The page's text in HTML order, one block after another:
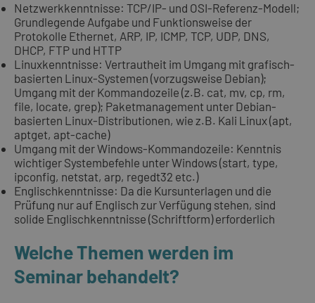
Netzwerkkenntnisse: TCP/IP- und OSI-Referenz-Modell;
Grundlegende Aufgabe und Funktionsweise der
Protokolle Ethernet, ARP, IP, ICMP, TCP, UDP, DNS,
DHCP, FTP und HTTP
Linuxkenntnisse: Vertrautheit im Umgang mit graﬁsch-
basierten Linux-Systemen (vorzugsweise Debian);
Umgang mit der Kommandozeile (z.B. cat, mv, cp, rm,
ﬁle, locate, grep); Paketmanagement unter Debian-
basierten Linux-Distributionen, wie z.B. Kali Linux (apt,
aptget, apt-cache)
Umgang mit der Windows-Kommandozeile: Kenntnis
wichtiger Systembefehle unter Windows (start, type,
ipconﬁg, netstat, arp, regedt32 etc.)
Englischkenntnisse: Da die Kursunterlagen und die
Prüfung nur auf Englisch zur Verfügung stehen, sind
solide Englischkenntnisse (Schriftform) erforderlich
Welche Themen werden im
Seminar behandelt?